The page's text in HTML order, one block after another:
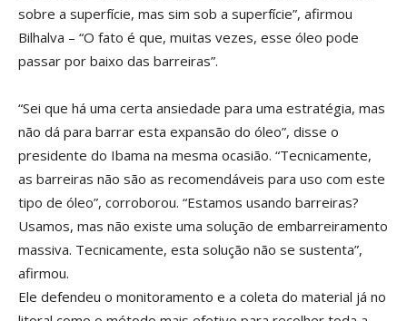
sobre a superfície, mas sim sob a superfície”, afirmou
Bilhalva – “O fato é que, muitas vezes, esse óleo pode
passar por baixo das barreiras”.
“Sei que há uma certa ansiedade para uma estratégia, mas
não dá para barrar esta expansão do óleo”, disse o
presidente do Ibama na mesma ocasião. “Tecnicamente,
as barreiras não são as recomendáveis para uso com este
tipo de óleo”, corroborou. “Estamos usando barreiras?
Usamos, mas não existe uma solução de embarreiramento
massiva. Tecnicamente, esta solução não se sustenta”,
afirmou.
Ele defendeu o monitoramento e a coleta do material já no